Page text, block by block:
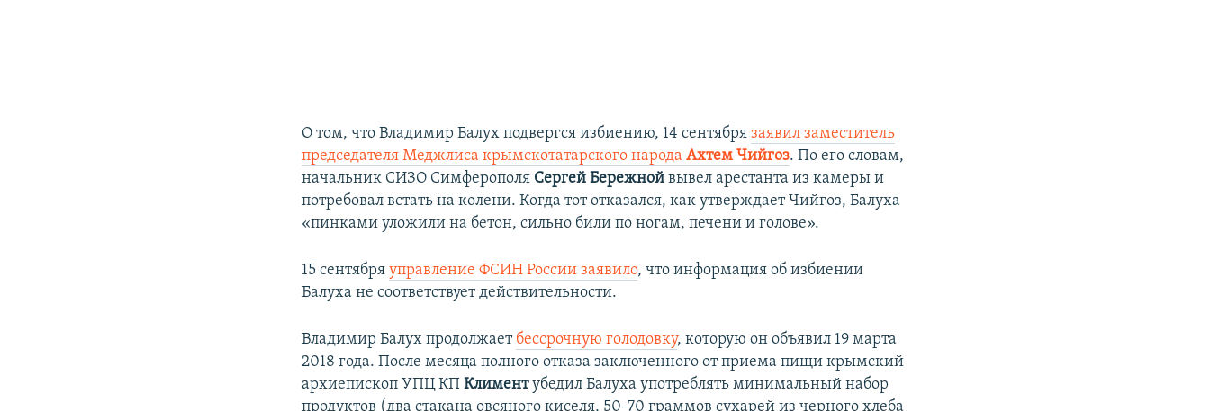
О том, что Владимир Балух подвергся избиению, 14 сентябрязаявил заместитель
председателя Меджлиса крымскотатарского народа Ахтем Чийгоз. По его словам,
начальник СИЗО Симферополя Сергей Бережной вывел арестанта из камеры и
потребовал встать на колени. Когда тот отказался, как утверждает Чийгоз, Балуха
«пинками уложили на бетон, сильно били по ногам, печени и голове».
15 сентябряуправление ФСИН России заявило, что информация об избиении
Балуха не соответствует действительности.
Владимир Балух продолжает бессрочную голодовку, которую он объявил 19 марта
2018 года. После месяца полного отказа заключенного от приема пищи крымский
архиепископ УПЦ КПКлиментубедил Балуха употреблять минимальный набор
продуктов (два стакана овсяного киселя, 50-70 граммов сухарей из черного хлеба